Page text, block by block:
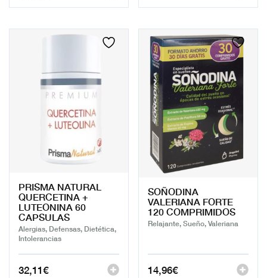
PRISMA NATURAL
QUERCETINA +
LUTEONINA 60
CAPSULAS
Alergias, Defensas, Dietética,
Intolerancias
32,11€
SOÑODINA
VALERIANA FORTE
120 COMPRIMIDOS
Relajante, Sueño, Valeriana
14,96€